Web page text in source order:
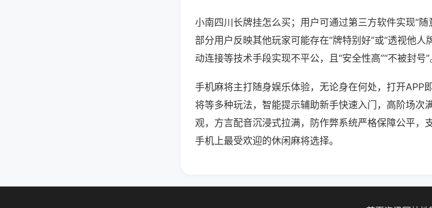
小南四川长牌挂怎么买；用户可通过第三方软件实现“随
部分用户反映其他玩家可能存在“牌特别好”或“透视他
动连接等技术手段实现不平公，且“安全性高”“不被封号”
手机麻将主打随身娱乐体验，无论身在何处，打开APP
将等多种玩法，智能提示辅助新手快速入门，高阶场次
观，方言配音沉浸式拉满，防作弊系统严格保障公平，
手机上最受欢迎的休闲麻将选择。